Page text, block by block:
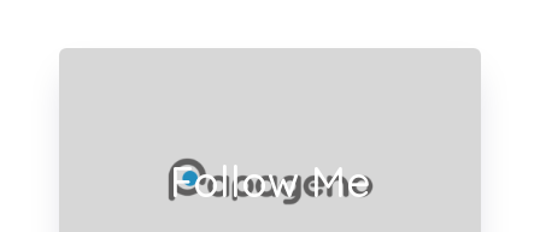
Follow Me